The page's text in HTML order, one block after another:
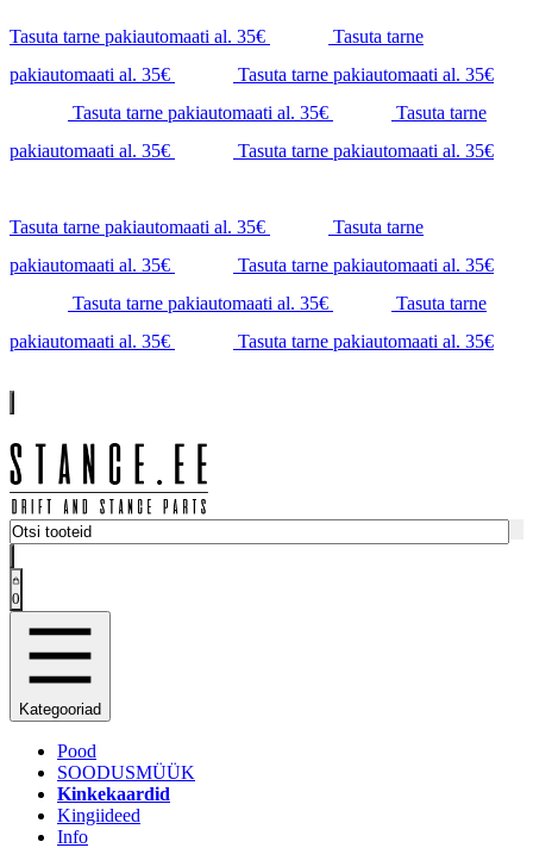
Tasuta tarne pakiautomaati al. 35€
Tasuta tarne
pakiautomaati al. 35€
Tasuta tarne pakiautomaati al. 35€
Tasuta tarne pakiautomaati al. 35€
Tasuta tarne
pakiautomaati al. 35€
Tasuta tarne pakiautomaati al. 35€
Tasuta tarne pakiautomaati al. 35€
Tasuta tarne
pakiautomaati al. 35€
Tasuta tarne pakiautomaati al. 35€
Tasuta tarne pakiautomaati al. 35€
Tasuta tarne
pakiautomaati al. 35€
Tasuta tarne pakiautomaati al. 35€
0
Kategooriad
Pood
SOODUSMÜÜK
Kinkekaardid
Kingiideed
Info